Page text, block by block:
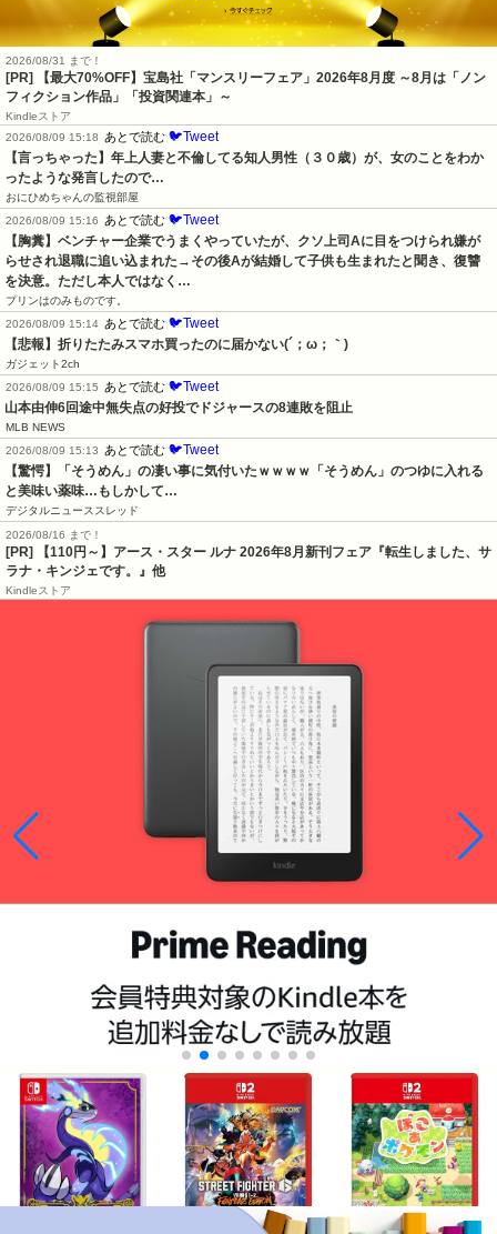
2026/08/31 まで！
[PR] 【最大70%OFF】宝島社「マンスリーフェア」2026年8月度 ～8月は「ノン
フィクション作品」「投資関連本」～
Kindleストア
2026/08/09 15:18
あとで読む 🐦Tweet
【言っちゃった】年上人妻と不倫してる知人男性（３０歳）が、女のことをわか
ったような発言したので…
おにひめちゃんの監視部屋
2026/08/09 15:16
あとで読む 🐦Tweet
【胸糞】ベンチャー企業でうまくやっていたが、クソ上司Aに目をつけられ嫌が
らせされ退職に追い込まれた→その後Aが結婚して子供も生まれたと聞き、復讐
を決意。ただし本人ではなく…
プリンはのみものです。
2026/08/09 15:14 あとで読む 🐦Tweet
【悲報】折りたたみスマホ買ったのに届かない(´；ω；｀)
ガジェット2ch
2026/08/09 15:15
あとで読む 🐦Tweet
山本由伸6回途中無失点の好投でドジャースの8連敗を阻止
MLB NEWS
2026/08/09 15:13
あとで読む 🐦Tweet
【驚愕】「そうめん」の凄い事に気付いたｗｗｗｗ「そうめん」のつゆに入れる
と美味い薬味…もしかして…
デジタルニューススレッド
2026/08/16 まで！
[PR] 【110円～】アース・スター ルナ 2026年8月新刊フェア『転生しました、サ
ラナ・キンジェです。』他
Kindleストア